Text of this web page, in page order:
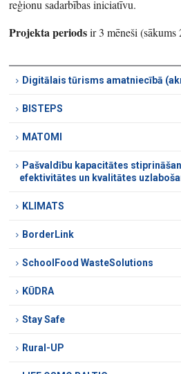
reģionu sadarbības iniciatīvu.
Projekta periodsir 3 mēneši (sākums
Digitālais tūrisms amatniecībā
BISTEPS
MATOMI
Pašvaldību kapacitātes
efektivitātes un kvalitātes
KLIMATS
BorderLink
SchoolFood WasteSolutions
KŪDRA
Stay Safe
Rural-UP